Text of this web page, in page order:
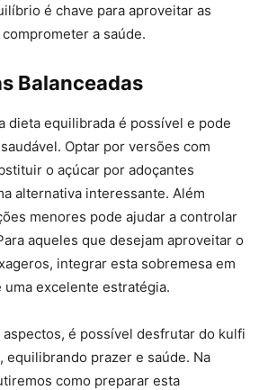
é chave para aproveitar as
a saúde.
Balanceadas
dieta equilibrada é possível e pode
Optar por versões com
o açúcar por adoçantes
alternativa interessante. Além
menores pode ajudar a controlar
aqueles que desejam aproveitar o
integrar esta sobremesa em
excelente estratégia.
é possível desfrutar do kulfi
equilibrando prazer e saúde. Na
como preparar esta